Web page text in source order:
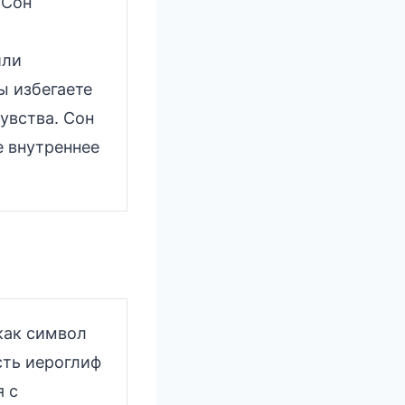
избегаете
Сон
символ
иероглиф
с